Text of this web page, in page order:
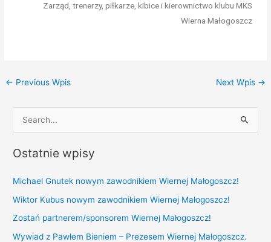
Zarząd, trenerzy, piłkarze, kibice i kierownictwo klubu MKS
Wierna Małogoszcz
← Previous Wpis Next Wpis →
a
h
f
o
Ostatnie wpisy
Michael Gnutek nowym zawodnikiem Wiernej Małogoszcz!
Wiktor Kubus nowym zawodnikiem Wiernej Małogoszcz!
Zostań partnerem/sponsorem Wiernej Małogoszcz!
Wywiad z Pawłem Bieniem – Prezesem Wiernej Małogoszcz.